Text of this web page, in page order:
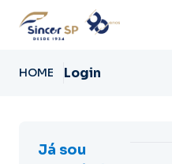
HOME Login
Já sou